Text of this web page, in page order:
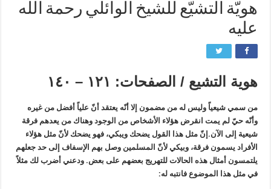
هويّة التشيّع للشيخ الوائلي رحمة الله
عليه
هوية التشيع / الصفحات: ١٢١ – ١٤٠
من سمي شيعياً وليس له من مضمون إلا أنّه يعتقد أنّ علياً أفضل من غيره
وأنّه حيّ لم يمت انقرض هؤلاء الأشخاص من الوجود وهناك من يعدهم فرقة
شيعية إلى الآن.إنّ مثل هذا القول يضحك ويبكي، فهو يضحك لأنّ مثل هؤلاء
الأفراد يسمون فرقة، وبيكي لأنّ المسلمين وصل بهم الإسفاف إلى حد جعلهم
يلتمسون أمثال هذه الحالات للتهريج بعضهم على بعض. ودعني أضرب لك مثلاً
في مثل هذا الموضوع فانتبه له: